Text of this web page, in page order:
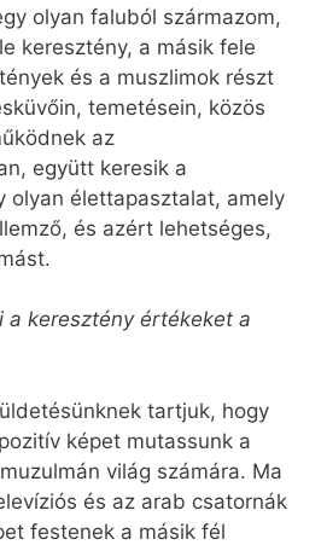
olyan faluból származom,
keresztény, a másik fele
és a muszlimok részt
temetésein, közös
az
együtt keresik a
olyan élettapasztalat, amely
és azért lehetséges,
a keresztény értékeket a
tartjuk, hogy
képet mutassunk a
világ számára. Ma
és az arab csatornák
festenek a másik fél